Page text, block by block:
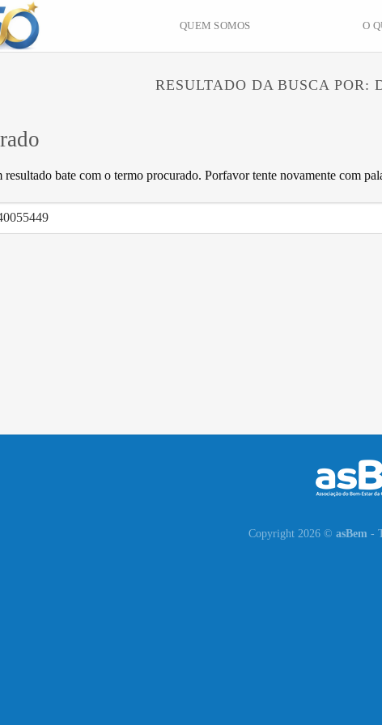
QUEM SOMOS O
RESULTADO DA BUSCA POR:
resultado bate com o termo procurado. Porfavor tente novamente com
Copyright 2026 © asBem -